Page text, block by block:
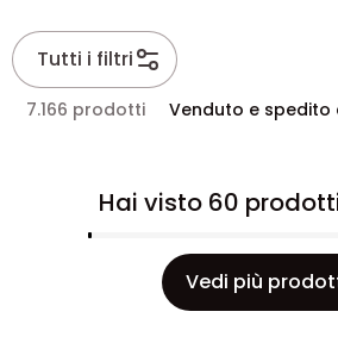
Tutti i filtri
7.166 prodotti Venduto e spedito
Hai visto 60
Vedi più